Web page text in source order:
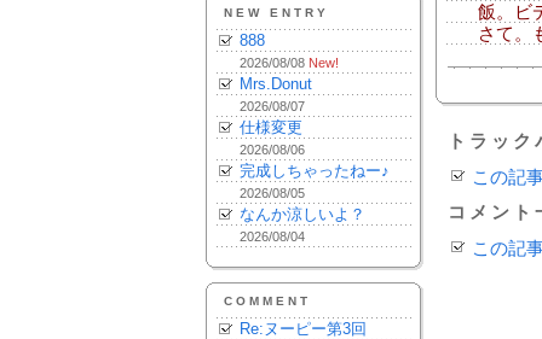
NEW ENTRY
888
2026/08/08 New!
Mrs.Donut
2026/08/07
仕様変更
2026/08/06
完成しちゃったねー♪
2026/08/05
なんか涼しいよ？
2026/08/04
COMMENT
Re:ヌーピー第3回
飯。ビ
さて。
トラッ
この記
コメント
この記